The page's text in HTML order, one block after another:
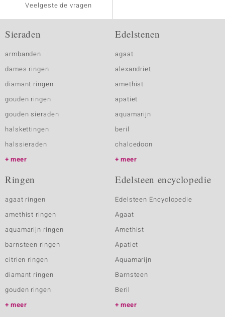
Veelgestelde vragen
Sieraden
armbanden
dames ringen
diamant ringen
gouden ringen
gouden sieraden
halskettingen
halssieraden
meer
Edelstenen
agaat
alexandriet
amethist
apatiet
aquamarijn
beril
chalcedoon
meer
Ringen
agaat ringen
amethist ringen
aquamarijn ringen
barnsteen ringen
citrien ringen
diamant ringen
gouden ringen
meer
Edelsteen encyclopedie
Edelsteen Encyclopedie
Agaat
Amethist
Apatiet
Aquamarijn
Barnsteen
Beril
meer